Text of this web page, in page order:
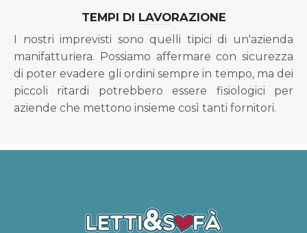
TEMPI DI LAVORAZIONE
I nostri imprevisti sono quelli tipici di un'azienda
manifatturiera. Possiamo affermare con sicurezza
di poter evadere gli ordini sempre in tempo, ma dei
piccoli ritardi potrebbero essere fisiologici per
aziende che mettono insieme così tanti fornitori.